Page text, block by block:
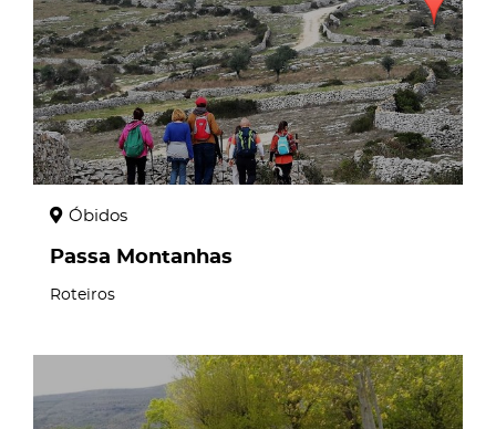
Óbidos
Passa Montanhas
Roteiros